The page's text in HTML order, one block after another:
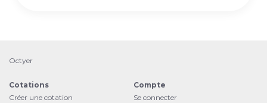
Octyer
Cotations
Créer une cotation
Compte
Se connecter